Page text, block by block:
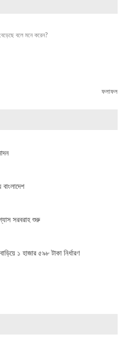
বলে মনে করেন?
ফলাফল
সরবরাহ শুরু
১ হাজার ৫৯৮ টাকা নির্ধারণ